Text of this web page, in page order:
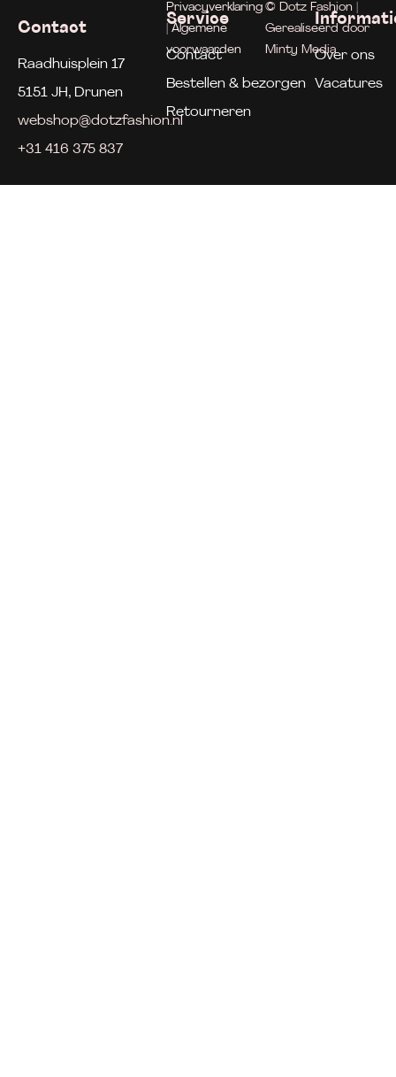
Contact
Raadhuisplein 17
5151 JH, Drunen
webshop@dotzfashion.nl
+31 416 375 837
Service
Contact
Bestellen & bezorgen
Retourneren
Over ons
Vacatures
Privacyverklaring
| Algemene
voorwaarden
© Dotz Fashion |
Gerealiseerd door
Minty Media